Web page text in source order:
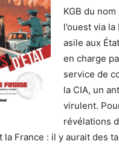
KGB du
l’ouest via
asile aux
en charge
service de
la CIA, un
virulent.
révélations
la France : il y aurait des